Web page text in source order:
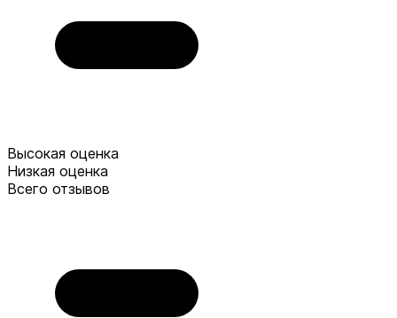
Высокая оценка
Низкая оценка
Всего отзывов